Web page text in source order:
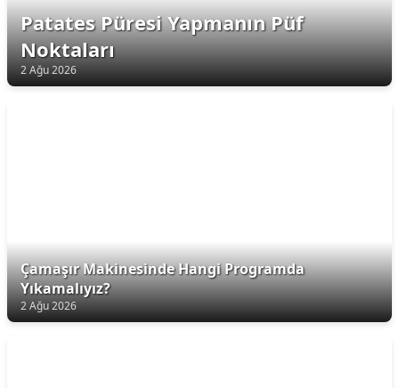
Patates Püresi Yapmanın Püf
Noktaları
2 Ağu 2026
Çamaşır Makinesinde Hangi Programda
Yıkamalıyız?
2 Ağu 2026